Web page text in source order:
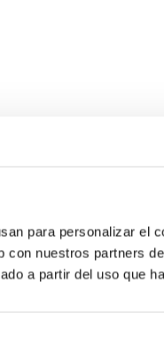
para personalizar el
con nuestros partners
a partir del uso que